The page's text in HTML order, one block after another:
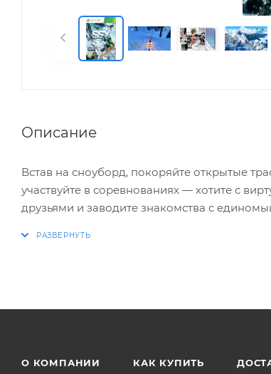
Описание
Встав на сноуборд, покоряйте открытые
участвуйте в соревнованиях — хотите с
друзьями и заводите знакомства с
* СОСТЯЗАНИЯ МАСТЕРОВ. Гонки в SSX
О КОМПАНИИ КАК КУПИТЬ